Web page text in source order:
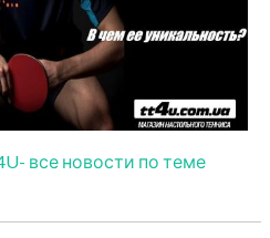
все новости по теме